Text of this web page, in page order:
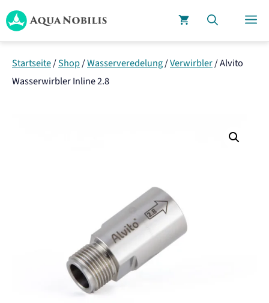
Zum
Inhalt
springen
Startseite/Shop/Wasserveredelung/Verwirbler/Alvito
Wasserwirbler Inline 2.8